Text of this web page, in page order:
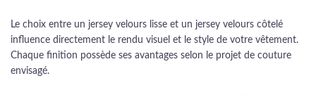
Le choix entre un jersey velours lisse et un jersey velours côtelé
influence directement le rendu visuel et le style de votre vêtement.
Chaque finition possède ses avantages selon le projet de couture
envisagé.